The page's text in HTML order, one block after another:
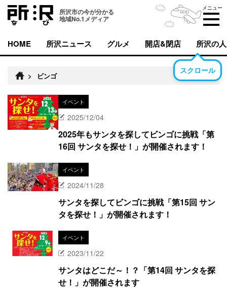
所沢市の今が分かる
地域No.1メディア
メニュー
HOME 所沢ニュース グルメ 開店&閉店 所沢の人
スクロール
> ビンゴ
イベント
2025/12/04
2025年もサンタを探してビンゴに挑戦「第
16回 サンタを探せ！」が開催されます！
イベント
2024/11/28
サンタを探してビンゴに挑戦「第15回 サン
タを探せ！」が開催されます！
イベント
2023/11/22
サンタはどこだ～！？「第14回 サンタを探
せ！」が開催されます